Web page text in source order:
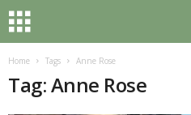
Home Tags Anne Rose
Tag: Anne Rose